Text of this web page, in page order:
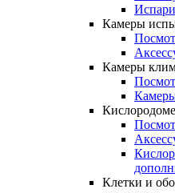
Камеры
Камеры
Клетки и